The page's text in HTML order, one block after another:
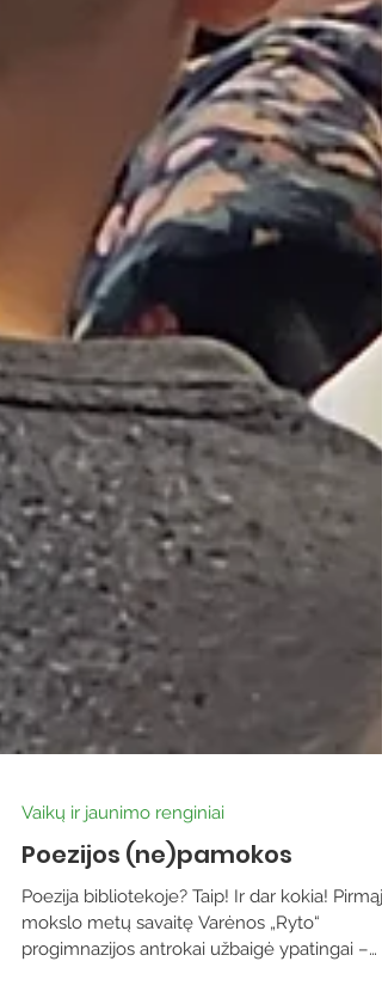
Vaikų ir jaunimo renginiai
Poezijos (ne)pamokos